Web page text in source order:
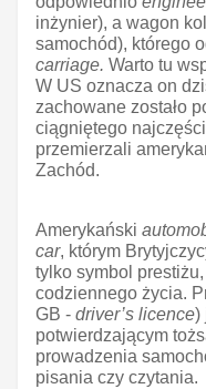
inżynier), a wagon
samochód), którego
carriage. Warto tu
W US oznacza on
zachowane zostało
ciągniętego
przemierzali
Zachód.
Amerykański
car, którym
tylko symbol
codziennego życia.
GB - driver’s licence)
potwierdzającym
prowadzenia
pisania czy czytania.